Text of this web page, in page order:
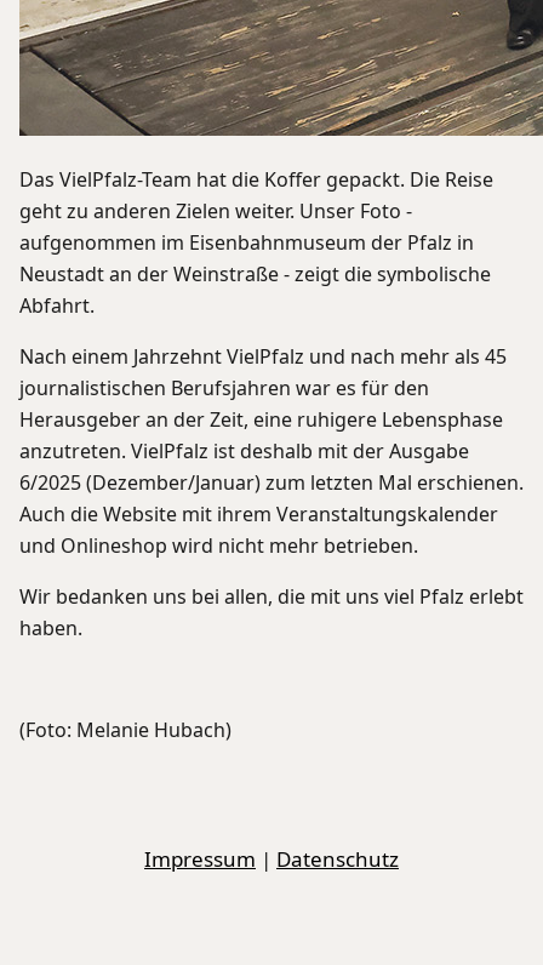
Das VielPfalz-Team hat die Koffer gepackt. Die Reise
geht zu anderen Zielen weiter. Unser Foto -
aufgenommen im Eisenbahnmuseum der Pfalz in
Neustadt an der Weinstraße - zeigt die symbolische
Abfahrt.
Nach einem Jahrzehnt VielPfalz und nach mehr als 45
journalistischen Berufsjahren war es für den
Herausgeber an der Zeit, eine ruhigere Lebensphase
anzutreten. VielPfalz ist deshalb mit der Ausgabe
6/2025 (Dezember/Januar) zum letzten Mal erschienen.
Auch die Website mit ihrem Veranstaltungskalender
und Onlineshop wird nicht mehr betrieben.
Wir bedanken uns bei allen, die mit uns viel Pfalz erlebt
haben.
(Foto: Melanie Hubach)
Impressum | Datenschutz